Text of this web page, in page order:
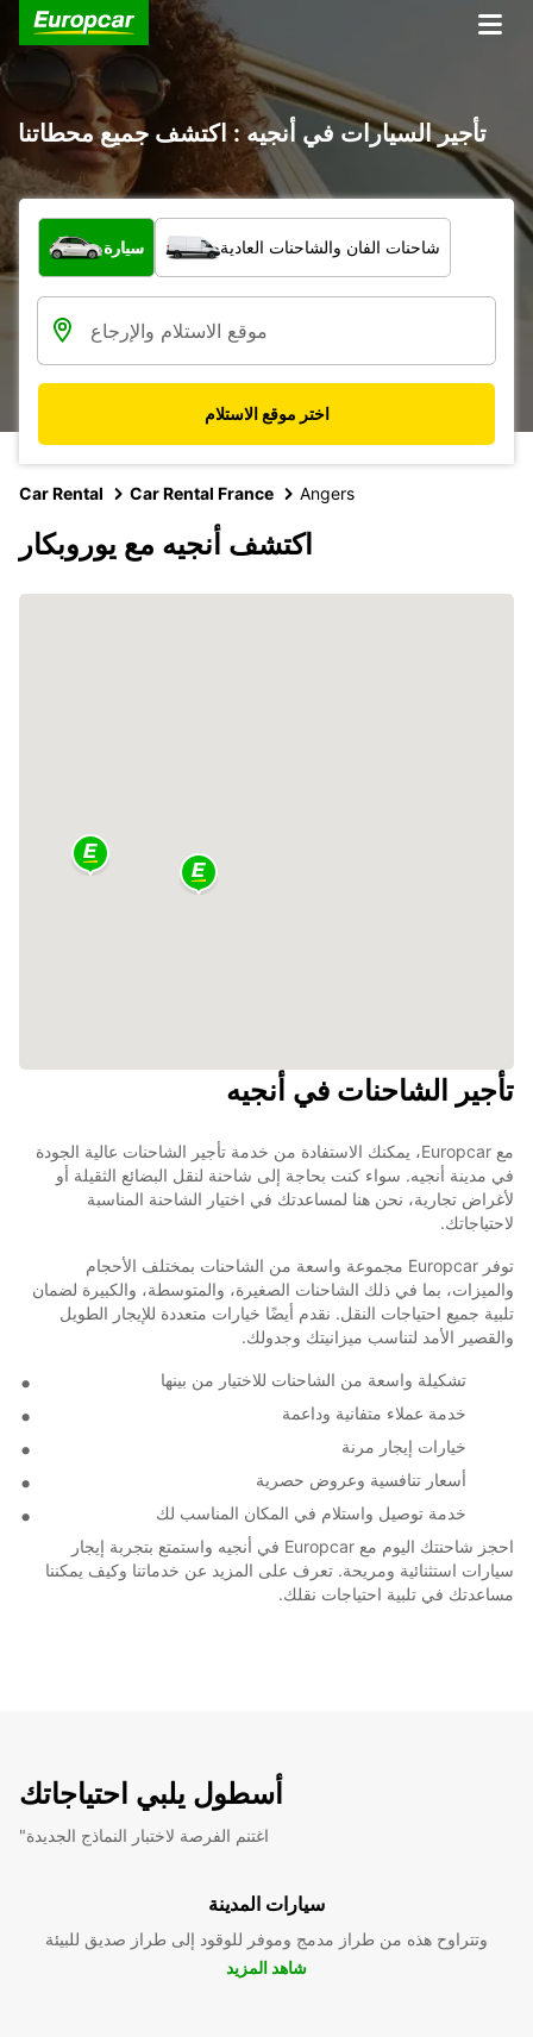
تأجير السيارات في أنجيه : اكتشف جميع محطاتنا
ما نوع المركبة؟
سيارة شاحنات الفان والشاحنات العادية
اختر موقع الاستلام
Car Rental Car Rental France Angers
اكتشف أنجيه مع يوروبكار
تأجير الشاحنات في أنجيه
مع Europcar، يمكنك الاستفادة من خدمة تأجير الشاحنات عالية الجودة
في مدينة أنجيه. سواء كنت بحاجة إلى شاحنة لنقل البضائع الثقيلة أو
لأغراض تجارية، نحن هنا لمساعدتك في اختيار الشاحنة المناسبة
لاحتياجاتك.
توفر Europcar مجموعة واسعة من الشاحنات بمختلف الأحجام
والميزات، بما في ذلك الشاحنات الصغيرة، والمتوسطة، والكبيرة لضمان
تلبية جميع احتياجات النقل. نقدم أيضًا خيارات متعددة للإيجار الطويل
والقصير الأمد لتناسب ميزانيتك وجدولك.
تشكيلة واسعة من الشاحنات للاختيار من بينها
خدمة عملاء متفانية وداعمة
خيارات إيجار مرنة
أسعار تنافسية وعروض حصرية
خدمة توصيل واستلام في المكان المناسب لك
احجز شاحنتك اليوم مع Europcar في أنجيه واستمتع بتجربة إيجار
سيارات استثنائية ومريحة. تعرف على المزيد عن خدماتنا وكيف يمكننا
مساعدتك في تلبية احتياجات نقلك.
أسطول يلبي احتياجاتك
"اغتنم الفرصة لاختبار النماذج الجديدة
سيارات المدينة
وتتراوح هذه من طراز مدمج وموفر للوقود إلى طراز صديق للبيئة
شاهد المزيد